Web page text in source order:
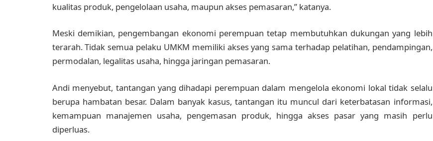
kualitas produk, pengelolaan usaha, maupun akses pemasaran,” katanya.
Meski demikian, pengembangan ekonomi perempuan tetap membutuhkan dukungan yang lebih
terarah. Tidak semua pelaku UMKM memiliki akses yang sama terhadap pelatihan, pendampingan,
permodalan, legalitas usaha, hingga jaringan pemasaran.
Andi menyebut, tantangan yang dihadapi perempuan dalam mengelola ekonomi lokal tidak selalu
berupa hambatan besar. Dalam banyak kasus, tantangan itu muncul dari keterbatasan informasi,
kemampuan manajemen usaha, pengemasan produk, hingga akses pasar yang masih perlu
diperluas.